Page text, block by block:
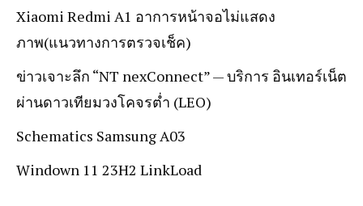
Xiaomi Redmi A1 อาการหน้าจอไม่แสดง
ภาพ(แนวทางการตรวจเช็ค)
ข่าวเจาะลึก “NT nexConnect” — บริการ อินเทอร์เน็ต
ผ่านดาวเทียมวงโคจรต่ำ (LEO)
Schematics Samsung A03
Windown 11 23H2 LinkLoad